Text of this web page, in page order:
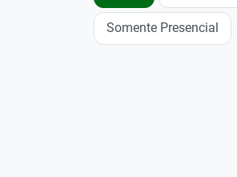
Somente Presencial